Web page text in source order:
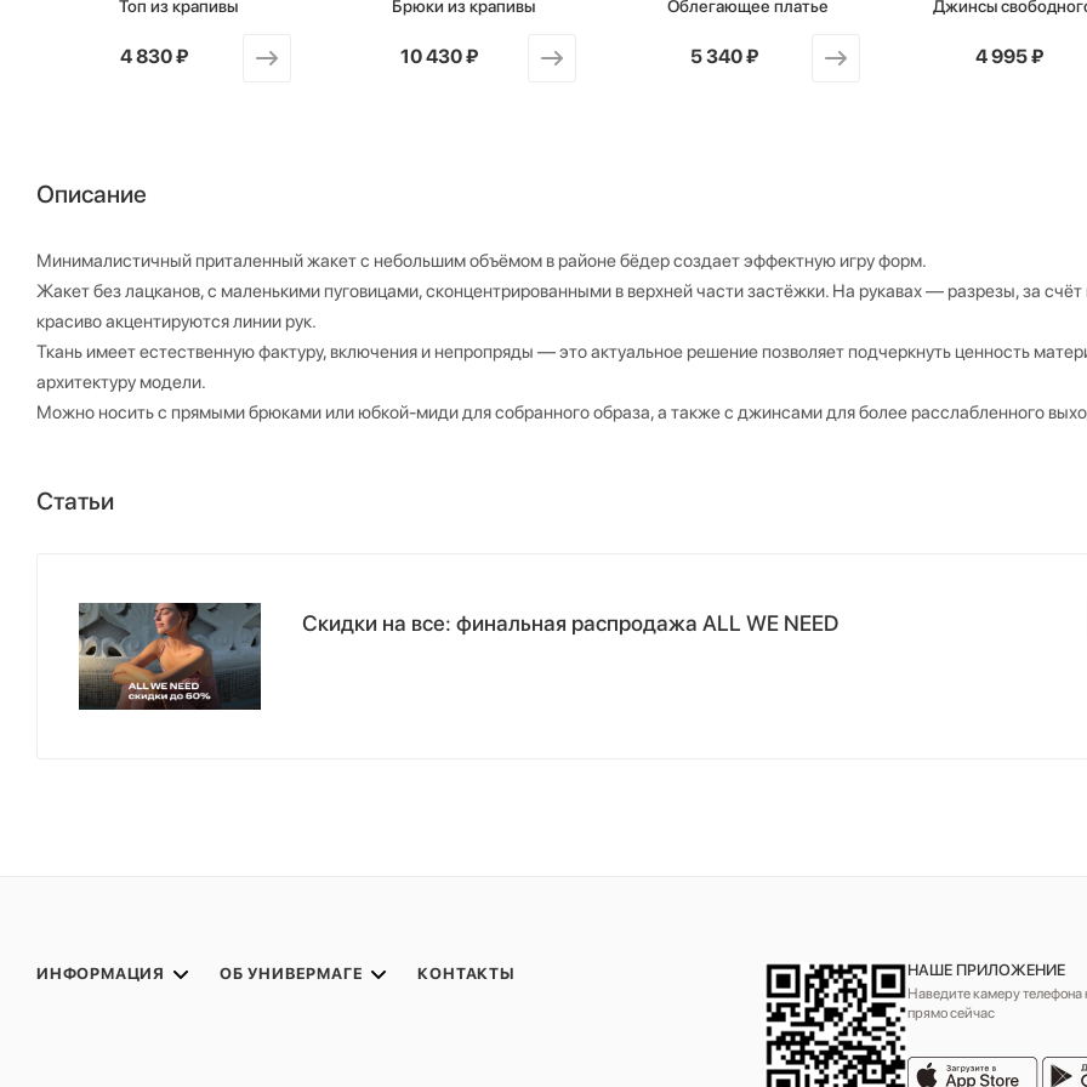
Топ из крапивы
от4 830 ₽
Брюки из крапивы
от10 430 ₽
Облегающее платье
5 340 ₽
Джинсы
4 995 ₽
Описание
Минималистичный приталенный жакет с небольшим объёмом в районе бёдер создает эффектную игру форм.
Жакет без лацканов, с маленькими пуговицами, сконцентрированными в верхней части застёжки. На рукавах — разрезы, за счёт
красиво акцентируются линии рук.
Ткань имеет естественную фактуру, включения и непропряды — это актуальное решение позволяет подчеркнуть ценность
архитектуру модели.
Можно носить с прямыми брюками или юбкой-миди для собранного образа, а также с джинсами для более расслабленного
Статьи
Скидки на все: финальная распродажа ALL WE NEED
ИНФОРМАЦИЯ ОБ УНИВЕРМАГЕ КОНТАКТЫ НАШЕ ПРИЛОЖЕНИЕ
Наведите камеру телефона
прямо сейчас